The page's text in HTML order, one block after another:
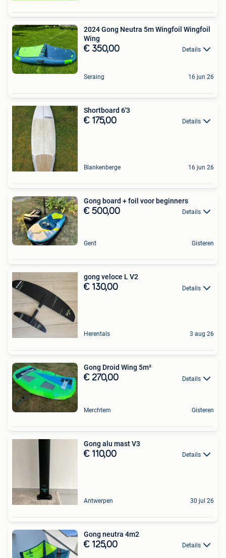
2024 Gong Neutra 5m Wingfoil Wingfoil
Wing
€ 350,00 Details
Seraing 16 jun 26
Shortboard 6'3
€ 175,00 Details
Blankenberge 16 jun 26
Gong board + foil voor beginners
€ 500,00 Details
Gent Gisteren
gong veloce L V2
€ 130,00 Details
Herentals 3 aug 26
Gong Droid Wing 5m²
€ 270,00 Details
Merchtem Gisteren
Gong alu mast V3
€ 110,00 Details
Antwerpen 30 jul 26
Gong neutra 4m2
€ 125,00 Details